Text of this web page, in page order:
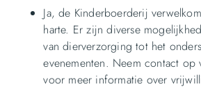
Ja, de Kinderboerderij
harte. Er zijn diverse
van dierverzorging tot het
evenementen. Neem contact op
voor meer informatie over